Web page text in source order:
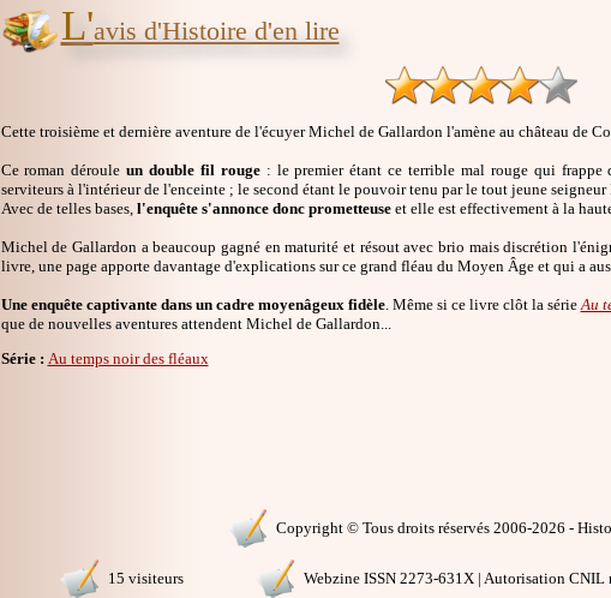
L'avis d'Histoire d'en lire
Cette troisième et dernière aventure de l'écuyer Michel de Gallardon l'amène au château de
Ce roman dérouleun double fil rouge: le premier étant ce terrible mal rouge qui frappe
serviteurs à l'intérieur de l'enceinte ; le second étant le pouvoir tenu par le tout jeune
Avec de telles bases, l'enquête s'annonce donc prometteuseet elle est effectivement à la
Michel de Gallardon a beaucoup gagné en maturité et résout avec brio mais discrétion
livre, une page apporte davantage d'explications sur ce grand fléau du Moyen Âge et qui a
Une enquête captivante dans un cadre moyenâgeux fidèle. Même si ce livre clôt la série Au
que de nouvelles aventures attendent Michel de Gallardon...
Série : Au temps noir des fléaux
Copyright © Tous droits réservés 2006-2026 -
15 visiteurs Webzine ISSN 2273-631X | Autorisation CNIL